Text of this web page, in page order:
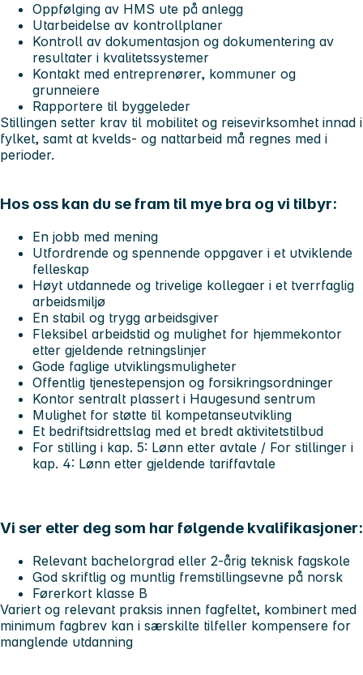
Oppfølging av HMS ute på anlegg
Utarbeidelse av kontrollplaner
Kontroll av dokumentasjon og dokumentering av
resultater i kvalitetssystemer
Kontakt med entreprenører, kommuner og
grunneiere
Rapportere til byggeleder
Stillingen setter krav til mobilitet og reisevirksomhet innad i
fylket, samt at kvelds- og nattarbeid må regnes med i
perioder.
Hos oss kan du se fram til mye bra og vi tilbyr:
En jobb med mening
Utfordrende og spennende oppgaver i et utviklende
felleskap
Høyt utdannede og trivelige kollegaer i et tverrfaglig
arbeidsmiljø
En stabil og trygg arbeidsgiver
Fleksibel arbeidstid og mulighet for hjemmekontor
etter gjeldende retningslinjer
Gode faglige utviklingsmuligheter
Offentlig tjenestepensjon og forsikringsordninger
Kontor sentralt plassert i Haugesund sentrum
Mulighet for støtte til kompetanseutvikling
Et bedriftsidrettslag med et bredt aktivitetstilbud
For stilling i kap. 5: Lønn etter avtale / For stillinger i
kap. 4: Lønn etter gjeldende tariffavtale
Vi ser etter deg som har følgende kvalifikasjoner:
Relevant bachelorgrad eller 2-årig teknisk fagskole
God skriftlig og muntlig fremstillingsevne på norsk
Førerkort klasse B
Variert og relevant praksis innen fagfeltet, kombinert med
minimum fagbrev kan i særskilte tilfeller kompensere for
manglende utdanning